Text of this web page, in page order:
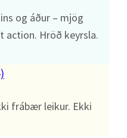
og áður – mjög
action. Hröð keyrsla.
frábær leikur. Ekki